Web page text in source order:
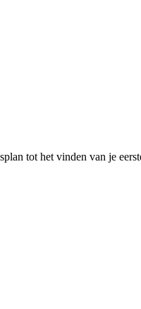
tot het vinden van je